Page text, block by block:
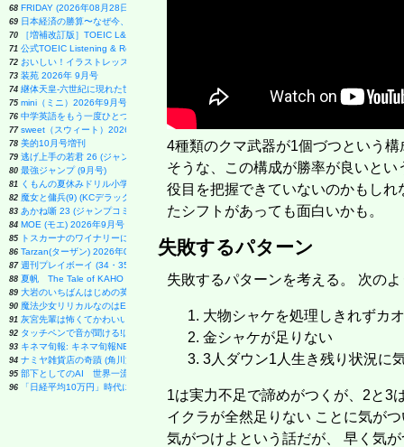
68 FRIDAY (2026年08月28日号)
69 日本経済の勝算〜なぜ今、世界が日本に注目するのか〜
70 ［増補改訂版］TOEIC L&R TEST 出る単特急 金のフレーズ (TOEIC TEST 特急シリーズ)
71 公式TOEIC Listening & Reading 問題集 12
72 おいしい！イラストレッスン クレパスで描きました
73 装苑 2026年 9月号
74 継体天皇-六世紀に現れた世襲王権の「始祖王」 (中公新書 2910)
75 mini（ミニ）2026年9月号
76 中学英語をもう一度ひとつひとつわかりやすく。改訂版
77 sweet（スウィート）2026年10月号増刊【表紙：本田響矢】
78 美的10月号増刊
79 逃げ上手の若君 26 (ジャンプコミックス)
80 最強ジャンプ (9月号)
81 くもんの夏休みドリル小学1年生
82 魔女と傭兵(9) (KCデラックス)
83 あかね噺 23 (ジャンプコミックス)
84 MOE (モエ) 2026年9月号 [雑誌]（巻頭特集 「ちいかわ」と心に寄り添うキャラクターたち
85 トスカーナのワイナリーに嫁いで学んだ マンマのイタリア料理レシピ
86 Tarzan(ターザン) 2026年08月27日号 No.931号 [自律神経ゆったりメンテナンス術]
87 週刊プレイボーイ (34・35号)
88 夏帆 The Tale of KAHO
89 大岩のいちばんはじめの英文法【超基礎文法編】 (東進ブックス 名人の授業シリーズ)
90 魔法少女リリカルなのはEXCEEDS(3) (シリウスKC)
91 灰宮先輩は怖くてかわいい(3) (ガンガンコミックスUP!)
92 タッチペンで音が聞ける!はじめてずかん1000 英語つき ([バラエティ])
93 キネマ旬報: キネマ旬報NEXT Vol.72 (09号増刊)
94 ナミヤ雑貨店の奇蹟 (角川文庫)
95 部下としてのAI 世界一流エンジニアの進化術
96 「日経平均10万円」時代に備えろ (日経ビジネス人文庫)
4種類のクマ武器が1個づつという
そうな、この構成が勝率が良いと
役目を把握できていないのかもし
たシフトがあっても面白いかも。
失敗するパターン
失敗するパターンを考える。 次の
大物シャケを処理しきれずカ
金シャケが足りない
3人ダウン1人生き残り状況に
1は実力不足で諦めがつくが、2と3
イクラが全然足りない ことに気が
気がつけよという話だが、 早く気